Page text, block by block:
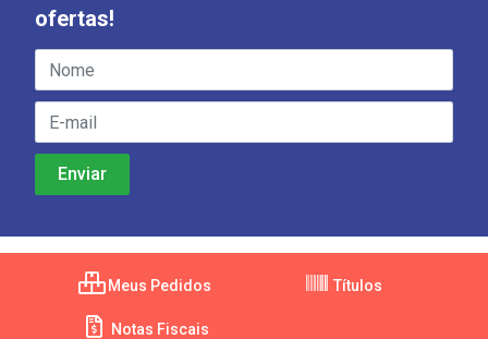
ofertas!
Meus Pedidos Títulos
Notas Fiscais